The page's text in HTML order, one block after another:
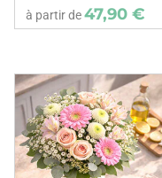
à partir de47,90 €